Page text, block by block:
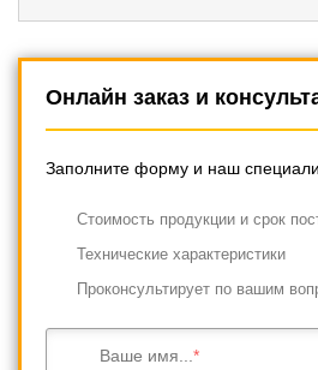
Онлайн заказ и
Заполните форму и наш
Cтоимость продукции и срок
Технические характеристики
Проконсультирует по вашим
Ваше имя...